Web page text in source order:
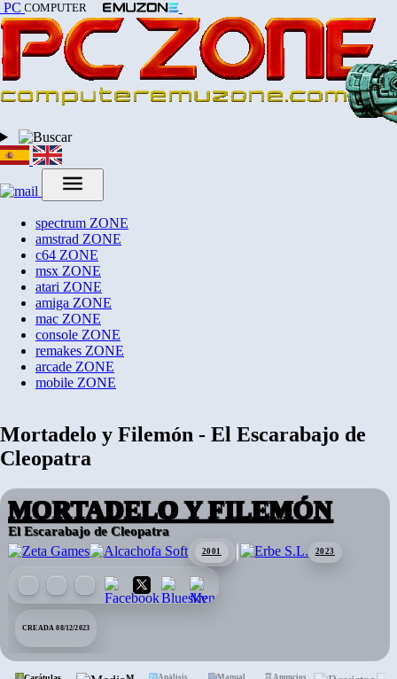
PC COMPUTER
spectrum ZONE
amstrad ZONE
c64 ZONE
msx ZONE
atari ZONE
amiga ZONE
mac ZONE
console ZONE
remakes ZONE
arcade ZONE
mobile ZONE
Mortadelo y Filemón - El Escarabajo de
Cleopatra
MORTADELO Y FILEMÓN
El Escarabajo de Cleopatra
2001 2023
CREADA 08/12/2023
Análisis Manual Anuncios